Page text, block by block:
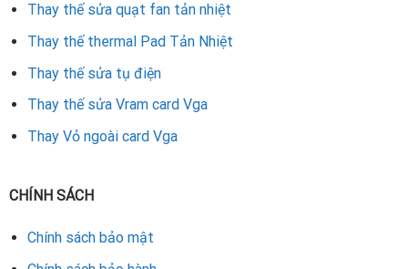
Thay thế sửa quạt fan tản nhiệt
Thay thế thermal Pad Tản Nhiệt
Thay thế sửa tụ điện
Thay thế sửa Vram card Vga
Thay Vỏ ngoài card Vga
CHÍNH SÁCH
Chính sách bảo mật